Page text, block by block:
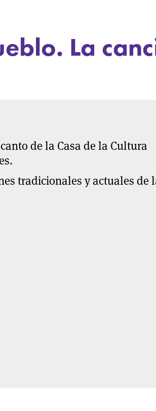
La
de la Casa de la Cultura
tradicionales y actuales de